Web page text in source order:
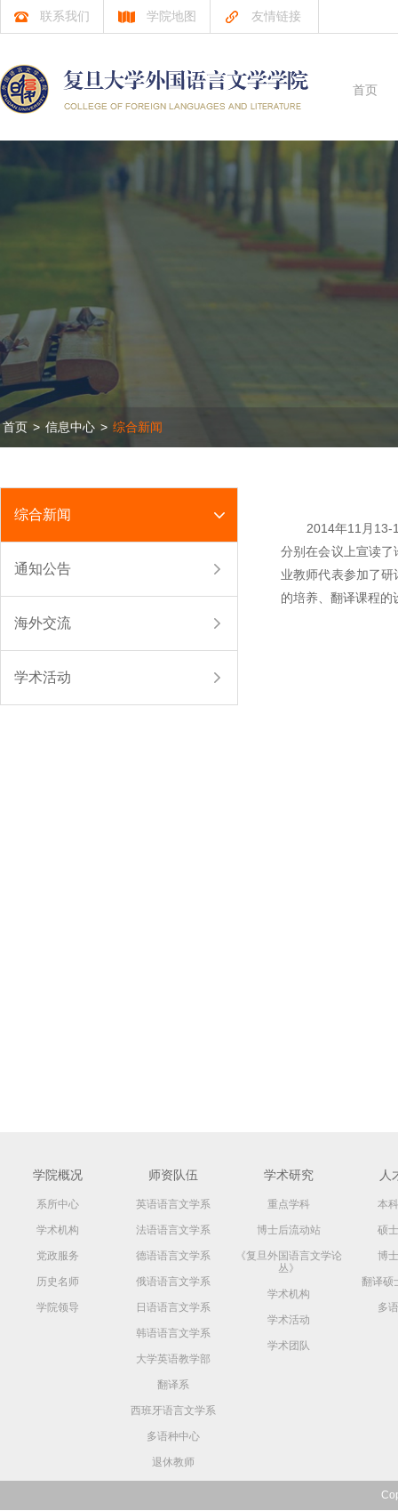
联系我们 学院地图 友情链接
首页
首页 > 信息中心 > 综合新闻
综合新闻
通知公告
海外交流
学术活动
2014年11月13-14
分别在会议上宣读了
业教师代表参加了
的培养、翻译课程
学院概况
系所中心
学术机构
党政服务
历史名师
学院领导
师资队伍
英语语言文学系
法语语言文学系
德语语言文学系
俄语语言文学系
日语语言文学系
韩语语言文学系
大学英语教学部
翻译系
西班牙语言文学系
多语种中心
退休教师
学术研究
重点学科
博士后流动站
《复旦外国语言文学论
丛》
学术机构
学术活动
学术团队
人
本
硕
博
翻译硕
多